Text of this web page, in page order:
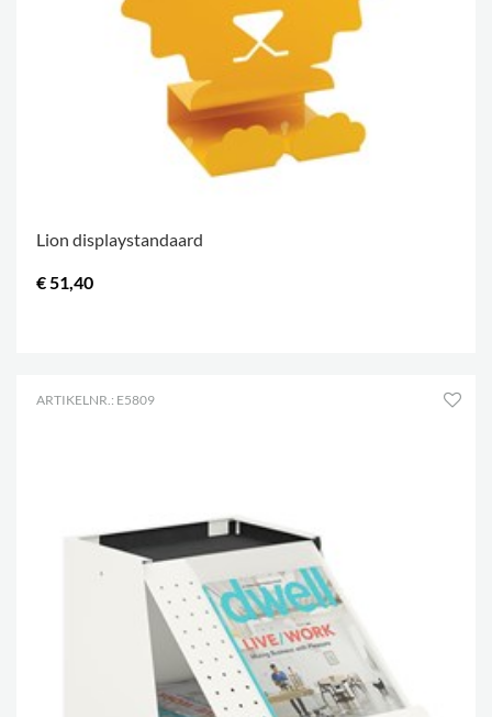
Lion displaystandaard
€ 51,40
ARTIKELNR.: E5809